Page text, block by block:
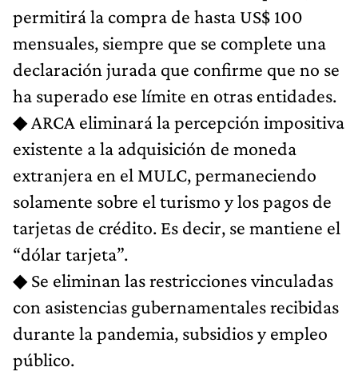
permitirá la compra de hasta US$ 100
mensuales, siempre que se complete una
declaración jurada que confirme que no se
ha superado ese límite en otras entidades.
◆ ARCA eliminará la percepción impositiva
existente a la adquisición de moneda
extranjera en el MULC, permaneciendo
solamente sobre el turismo y los pagos de
tarjetas de crédito. Es decir, se mantiene el
“dólar tarjeta”.
◆ Se eliminan las restricciones vinculadas
con asistencias gubernamentales recibidas
durante la pandemia, subsidios y empleo
público.